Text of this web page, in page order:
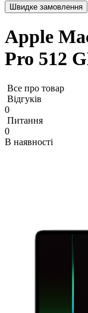
Швидке замовлення
Apple
Pro 512
Все про товар
Відгуків
0
Питання
0
В наявності